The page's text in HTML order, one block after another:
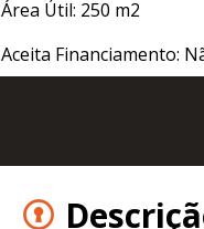
Área Útil: 250 m2
Aceita Financiamento: